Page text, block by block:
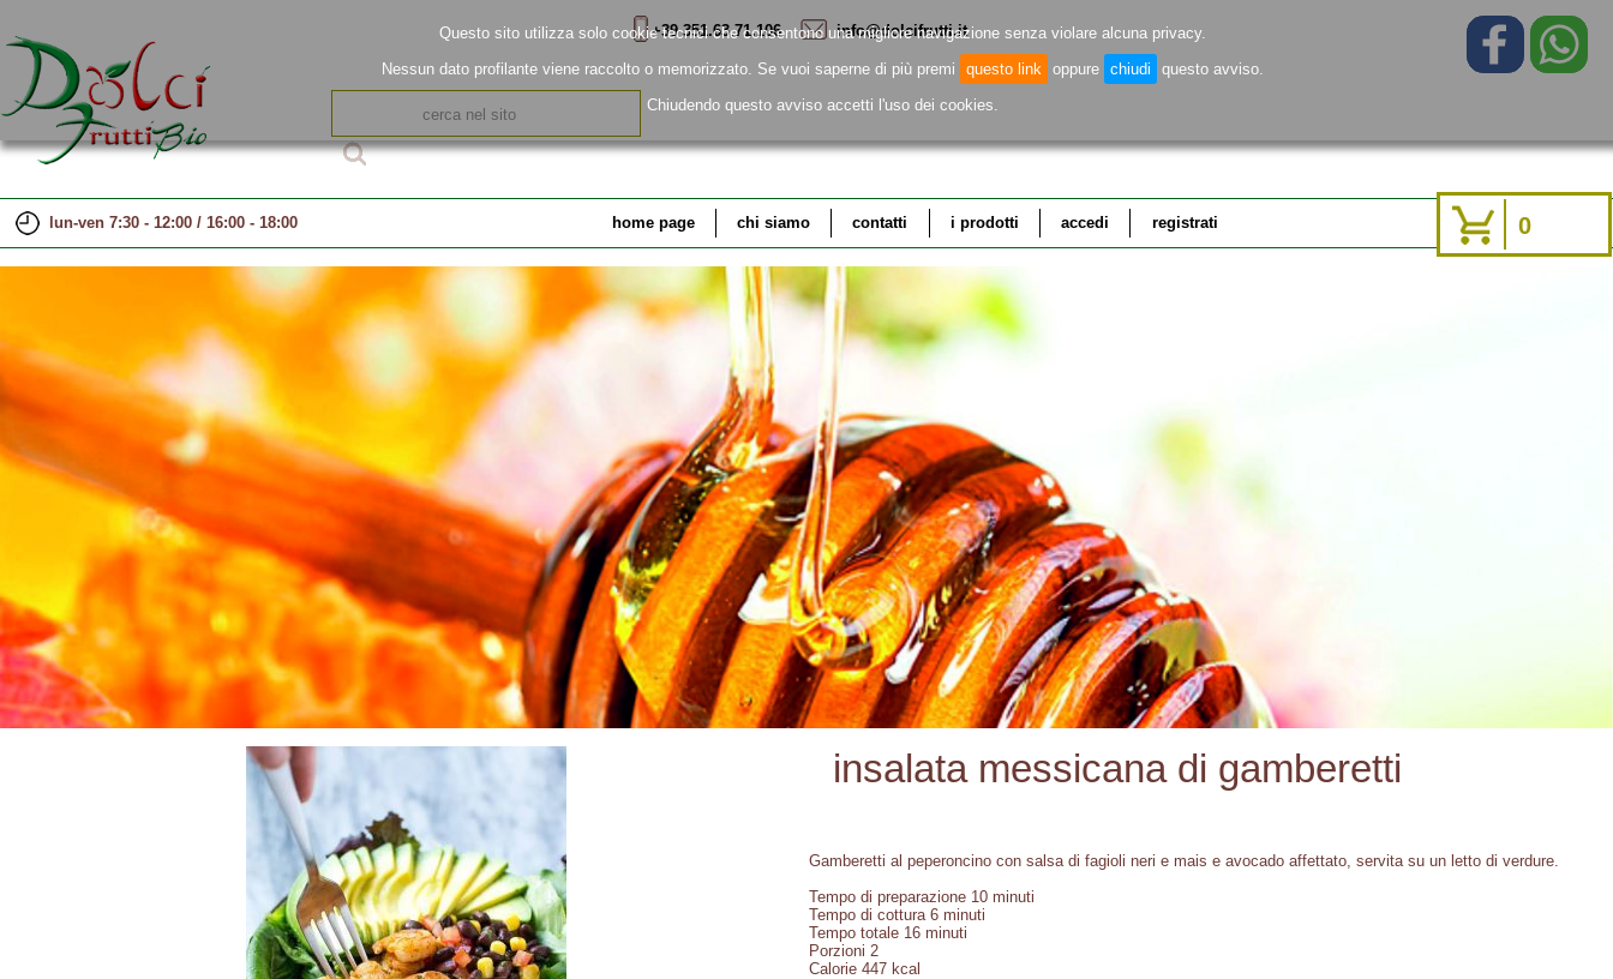
+39 351.63.71.106 info@dolcifrutti.it
lun-ven 7:30 - 12:00 / 16:00 - 18:00 home page chi siamo contatti i prodotti accedi
problemi di
accesso?
registrati 0
insalata messicana di gamberetti
Gamberetti al peperoncino con salsa di fagioli neri e mais e avocado affettato, servita su un letto di verdure.
Tempo di preparazione 10 minuti
Tempo di cottura 6 minuti
Tempo totale 16 minuti
Porzioni 2
Calorie 447 kcal
Questo sito utilizza solo cookie tecnici che consentono una migliore navigazione senza violare alcuna privacy.
Nessun dato profilante viene raccolto o memorizzato. Se vuoi saperne di più premi
questo link oppure chiudi
questo avviso.
Chiudendo questo avviso accetti l'uso dei cookies.